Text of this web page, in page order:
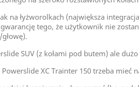
na łyżworolkach (największa
tego, że użytkownik nie
SUV (z kołami pod butem) ale
XC Trainter 150 trzeba mieć